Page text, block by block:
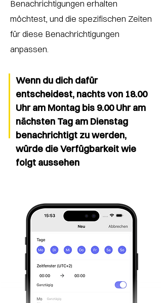
Benachrichtigungen erhalten
möchtest, und die spezifischen Zeiten
für diese Benachrichtigungen
anpassen.
Wenn du dich dafür
entscheidest, nachts von 18.00
Uhr am Montag bis 9.00 Uhr am
nächsten Tag am Dienstag
benachrichtigt zu werden,
würde die Verfügbarkeit wie
folgt aussehen